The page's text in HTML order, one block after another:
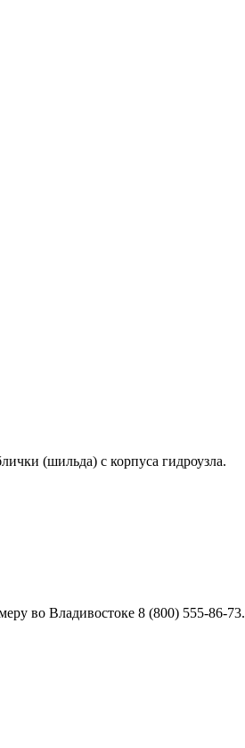
(шильда) с корпуса гидроузла.
во Владивостоке 8 (800) 555-86-73.